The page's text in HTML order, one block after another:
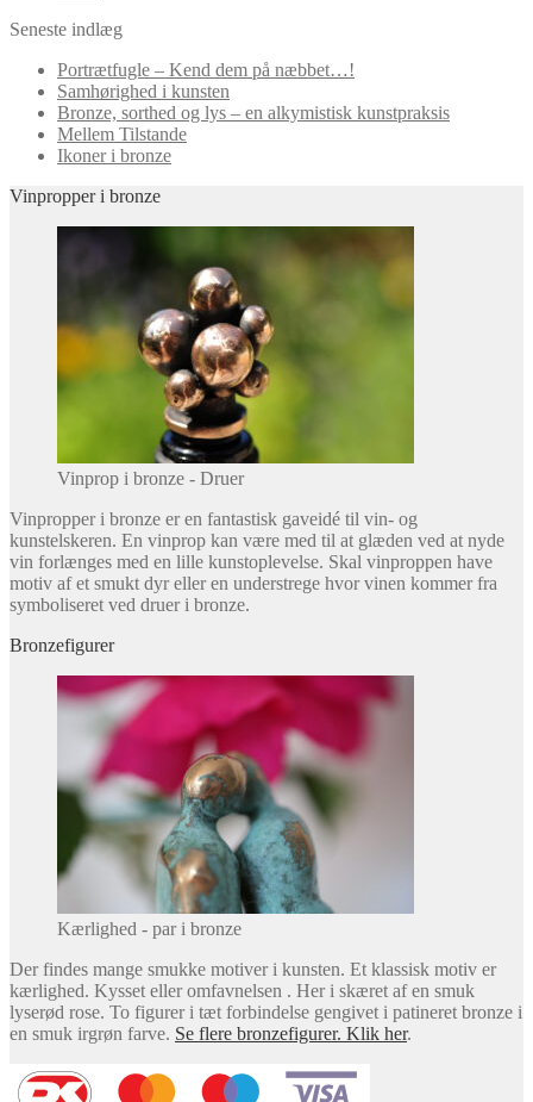
Seneste indlæg
Portrætfugle – Kend dem på næbbet…!
Samhørighed i kunsten
Bronze, sorthed og lys – en alkymistisk kunstpraksis
Mellem Tilstande
Ikoner i bronze
Vinpropper i bronze
Vinprop i bronze - Druer
Vinpropper i bronze er en fantastisk gaveidé til vin- og
kunstelskeren. En vinprop kan være med til at glæden ved at nyde
vin forlænges med en lille kunstoplevelse. Skal vinproppen have
motiv af et smukt dyr eller en understrege hvor vinen kommer fra
symboliseret ved druer i bronze.
Bronzefigurer
Kærlighed - par i bronze
Der findes mange smukke motiver i kunsten. Et klassisk motiv er
kærlighed. Kysset eller omfavnelsen . Her i skæret af en smuk
lyserød rose. To figurer i tæt forbindelse gengivet i patineret bronze i
en smuk irgrøn farve. Se flere bronzefigurer. Klik her.